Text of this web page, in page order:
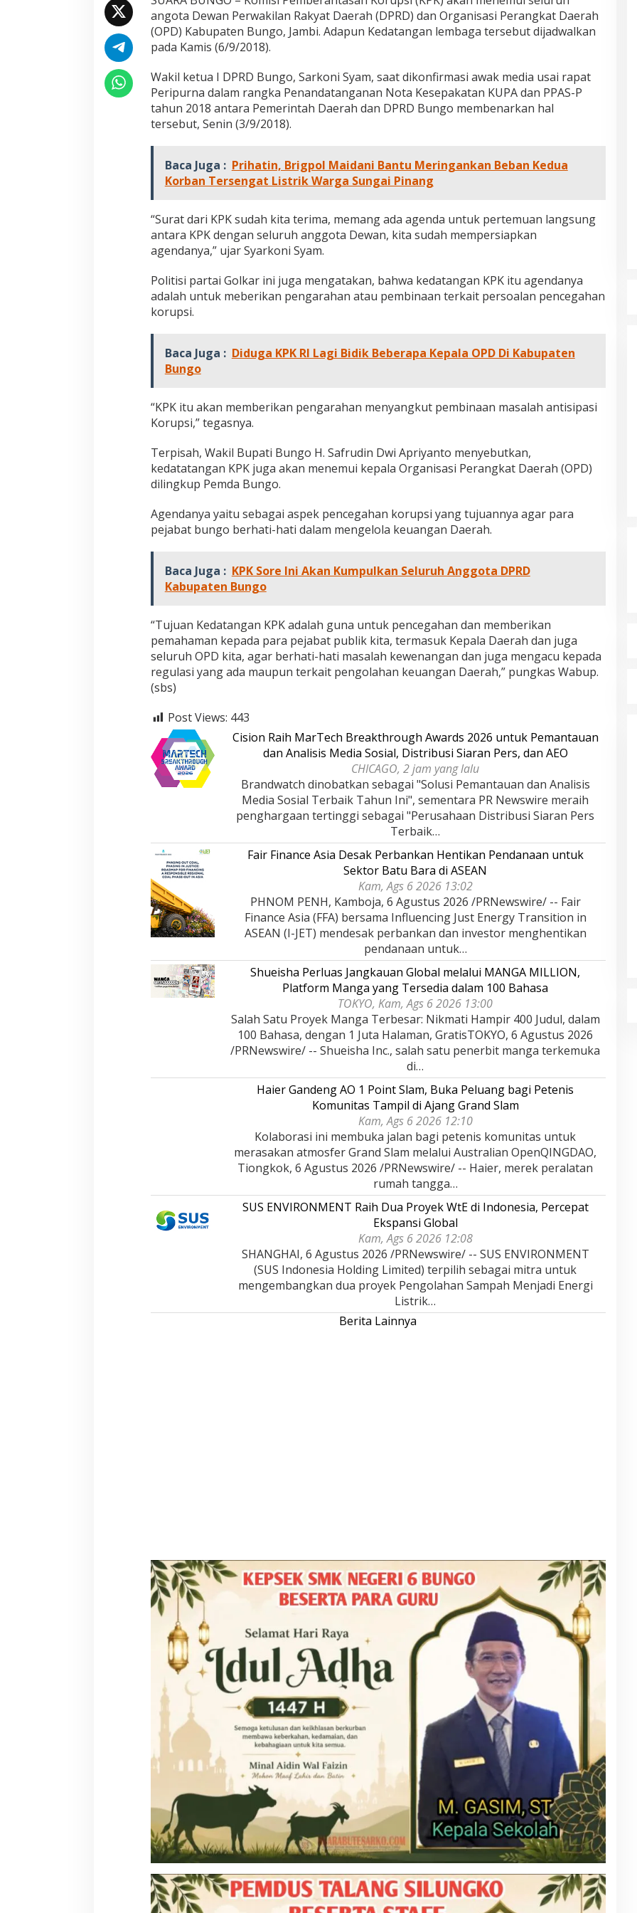
n
g
o
,
d
a
A
p
a
!
angota Dewan Perwakilan Rakyat Daerah (DPRD) dan Organisasi Perangkat Daerah
(OPD) Kabupaten Bungo, Jambi. Adapun Kedatangan lembaga tersebut dijadwalkan
pada Kamis (6/9/2018).
Wakil ketua I DPRD Bungo, Sarkoni Syam, saat dikonfirmasi awak media usai rapat
Peripurna dalam rangka Penandatanganan Nota Kesepakatan KUPA dan PPAS-P
tahun 2018 antara Pemerintah Daerah dan DPRD Bungo membenarkan hal
tersebut, Senin (3/9/2018).
Baca Juga : Prihatin, Brigpol Maidani Bantu Meringankan Beban Kedua
Korban Tersengat Listrik Warga Sungai Pinang
“Surat dari KPK sudah kita terima, memang ada agenda untuk pertemuan langsung
antara KPK dengan seluruh anggota Dewan, kita sudah mempersiapkan
agendanya,” ujar Syarkoni Syam.
Politisi partai Golkar ini juga mengatakan, bahwa kedatangan KPK itu agendanya
adalah untuk meberikan pengarahan atau pembinaan terkait persoalan pencegahan
korupsi.
Baca Juga : Diduga KPK RI Lagi Bidik Beberapa Kepala OPD Di Kabupaten
Bungo
“KPK itu akan memberikan pengarahan menyangkut pembinaan masalah antisipasi
Korupsi,” tegasnya.
Terpisah, Wakil Bupati Bungo H. Safrudin Dwi Apriyanto menyebutkan,
kedatatangan KPK juga akan menemui kepala Organisasi Perangkat Daerah (OPD)
dilingkup Pemda Bungo.
Agendanya yaitu sebagai aspek pencegahan korupsi yang tujuannya agar para
pejabat bungo berhati-hati dalam mengelola keuangan Daerah.
Baca Juga : KPK Sore Ini Akan Kumpulkan Seluruh Anggota DPRD
Kabupaten Bungo
“Tujuan Kedatangan KPK adalah guna untuk pencegahan dan memberikan
pemahaman kepada para pejabat publik kita, termasuk Kepala Daerah dan juga
seluruh OPD kita, agar berhati-hati masalah kewenangan dan juga mengacu kepada
regulasi yang ada maupun terkait pengolahan keuangan Daerah,” pungkas Wabup.
(sbs)
Post Views: 443
Cision Raih MarTech Breakthrough Awards 2026 untuk Pemantauan
dan Analisis Media Sosial, Distribusi Siaran Pers, dan AEO
CHICAGO, 2 jam yang lalu
Brandwatch dinobatkan sebagai "Solusi Pemantauan dan Analisis
Media Sosial Terbaik Tahun Ini", sementara PR Newswire meraih
penghargaan tertinggi sebagai "Perusahaan Distribusi Siaran Pers
Terbaik…
Fair Finance Asia Desak Perbankan Hentikan Pendanaan untuk
Sektor Batu Bara di ASEAN
Kam, Ags 6 2026 13:02
PHNOM PENH, Kamboja, 6 Agustus 2026 /PRNewswire/ -- Fair
Finance Asia (FFA) bersama Influencing Just Energy Transition in
ASEAN (I-JET) mendesak perbankan dan investor menghentikan
pendanaan untuk…
Shueisha Perluas Jangkauan Global melalui MANGA MILLION,
Platform Manga yang Tersedia dalam 100 Bahasa
TOKYO, Kam, Ags 6 2026 13:00
Salah Satu Proyek Manga Terbesar: Nikmati Hampir 400 Judul, dalam
100 Bahasa, dengan 1 Juta Halaman, GratisTOKYO, 6 Agustus 2026
/PRNewswire/ -- Shueisha Inc., salah satu penerbit manga terkemuka
di…
Haier Gandeng AO 1 Point Slam, Buka Peluang bagi Petenis
Komunitas Tampil di Ajang Grand Slam
Kam, Ags 6 2026 12:10
Kolaborasi ini membuka jalan bagi petenis komunitas untuk
merasakan atmosfer Grand Slam melalui Australian OpenQINGDAO,
Tiongkok, 6 Agustus 2026 /PRNewswire/ -- Haier, merek peralatan
rumah tangga…
SUS ENVIRONMENT Raih Dua Proyek WtE di Indonesia, Percepat
Ekspansi Global
Kam, Ags 6 2026 12:08
SHANGHAI, 6 Agustus 2026 /PRNewswire/ -- SUS ENVIRONMENT
(SUS Indonesia Holding Limited) terpilih sebagai mitra untuk
mengembangkan dua proyek Pengolahan Sampah Menjadi Energi
Listrik…
Berita Lainnya
Jejak 69 Tahun dan Manifesto
Pembaharuan di Era Al Haris – Sani
6 Januari, 2026
Paling Efektif di Indonesia Tahun
NASIONAL, OPINI DAN ARTIKEL, PEMERINTAHAN,
PERISTIWA
| 18 Desember, 2025
Melayu (LAM) Jambi
DAN ARTIKEL, PEMERINTAHAN, PERISTIWA
Oktober, 2025